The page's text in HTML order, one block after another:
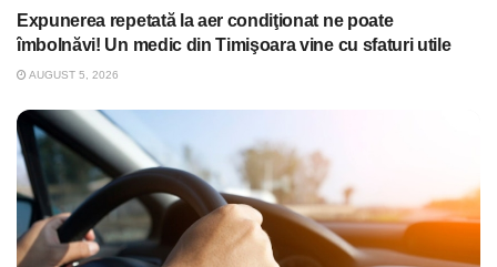
Expunerea repetată la aer condiţionat ne poate
îmbolnăvi! Un medic din Timişoara vine cu sfaturi utile
AUGUST 5, 2026